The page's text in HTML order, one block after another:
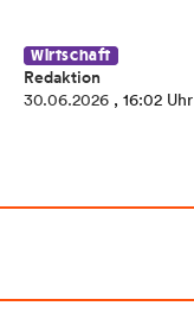
Wirtschaft
Redaktion
30.06.2026 , 16:02 Uhr